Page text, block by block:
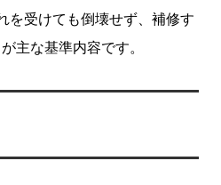
を受けても倒壊せず、補修す
主な基準内容です。